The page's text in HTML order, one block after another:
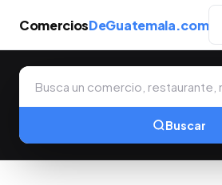
ComerciosDeGuatemala.com
Buscar